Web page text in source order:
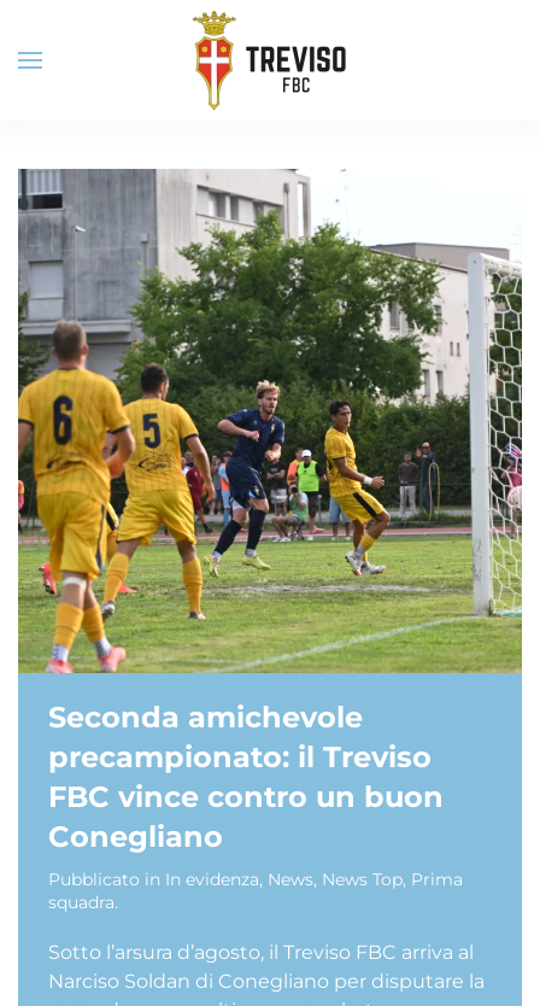
Skip to main content
Seconda amichevole
precampionato: il Treviso
FBC vince contro un buon
Conegliano
Pubblicato in In evidenza, News, News Top, Prima
squadra.
Sotto l’arsura d’agosto, il Treviso FBC arriva al
Narciso Soldan di Conegliano per disputare la